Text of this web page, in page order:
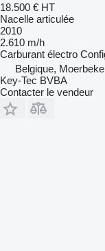
18.500 € HT
Nacelle articulée
2010
2.610 m/h
Carburant électro
Belgique, Moerbeke
Key-Tec BVBA
Contacter le vendeur